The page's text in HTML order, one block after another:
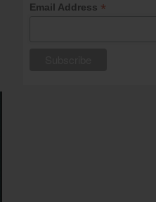
Email Address *